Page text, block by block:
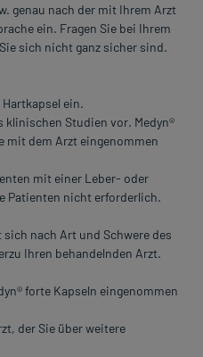
genau nach der mit Ihrem Arzt
ein. Fragen Sie bei Ihrem
sich nicht ganz sicher sind.
ein.
klinischen Studien vor. Medyn®
mit dem Arzt eingenommen
mit einer Leber- oder
Patienten nicht erforderlich.
nach Art und Schwere des
Ihren behandelnden Arzt.
forte Kapseln eingenommen
der Sie über weitere